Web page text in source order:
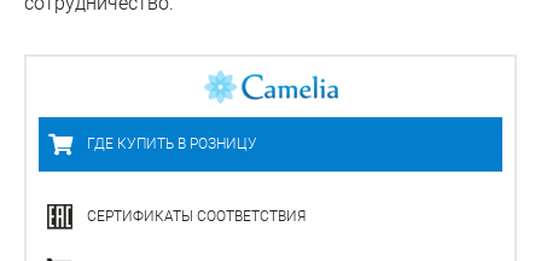
ГДЕ КУПИТЬ В РОЗНИЦУ
СЕРТИФИКАТЫ СООТВЕТСТВИЯ